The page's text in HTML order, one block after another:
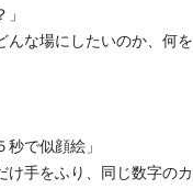
場にしたいのか、何を
で似顔絵」
をふり、同じ数字のカ